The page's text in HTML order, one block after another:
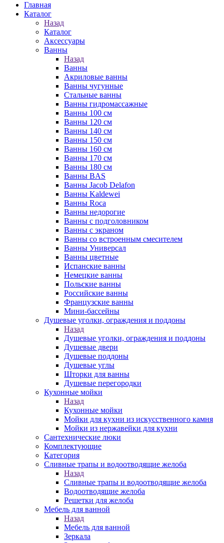
Главная
Каталог
Назад
Каталог
Аксессуары
Ванны
Назад
Ванны
Акриловые ванны
Ванны чугунные
Стальные ванны
Ванны гидромассажные
Ванны 100 см
Ванны 120 см
Ванны 140 см
Ванны 150 см
Ванны 160 см
Ванны 170 см
Ванны 180 см
Ванны BAS
Ванны Jacob Delafon
Ванны Kaldewei
Ванны Roca
Ванны недорогие
Ванны с подголовником
Ванны с экраном
Ванны со встроенным смесителем
Ванны Универсал
Ванны цветные
Испанские ванны
Немецкие ванны
Польские ванны
Российские ванны
Французские ванны
Мини-бассейны
Душевые уголки, ограждения и поддоны
Назад
Душевые уголки, ограждения и поддоны
Душевые двери
Душевые поддоны
Душевые углы
Шторки для ванны
Душевые перегородки
Кухонные мойки
Назад
Кухонные мойки
Мойки для кухни из искусственного камня
Мойки из нержавейки для кухни
Сантехнические люки
Комплектующие
Категория
Cливные трапы и водоотводящие желоба
Назад
Cливные трапы и водоотводящие желоба
Водоотводящие желоба
Решетки для желоба
Мебель для ванной
Назад
Мебель для ванной
Зеркала